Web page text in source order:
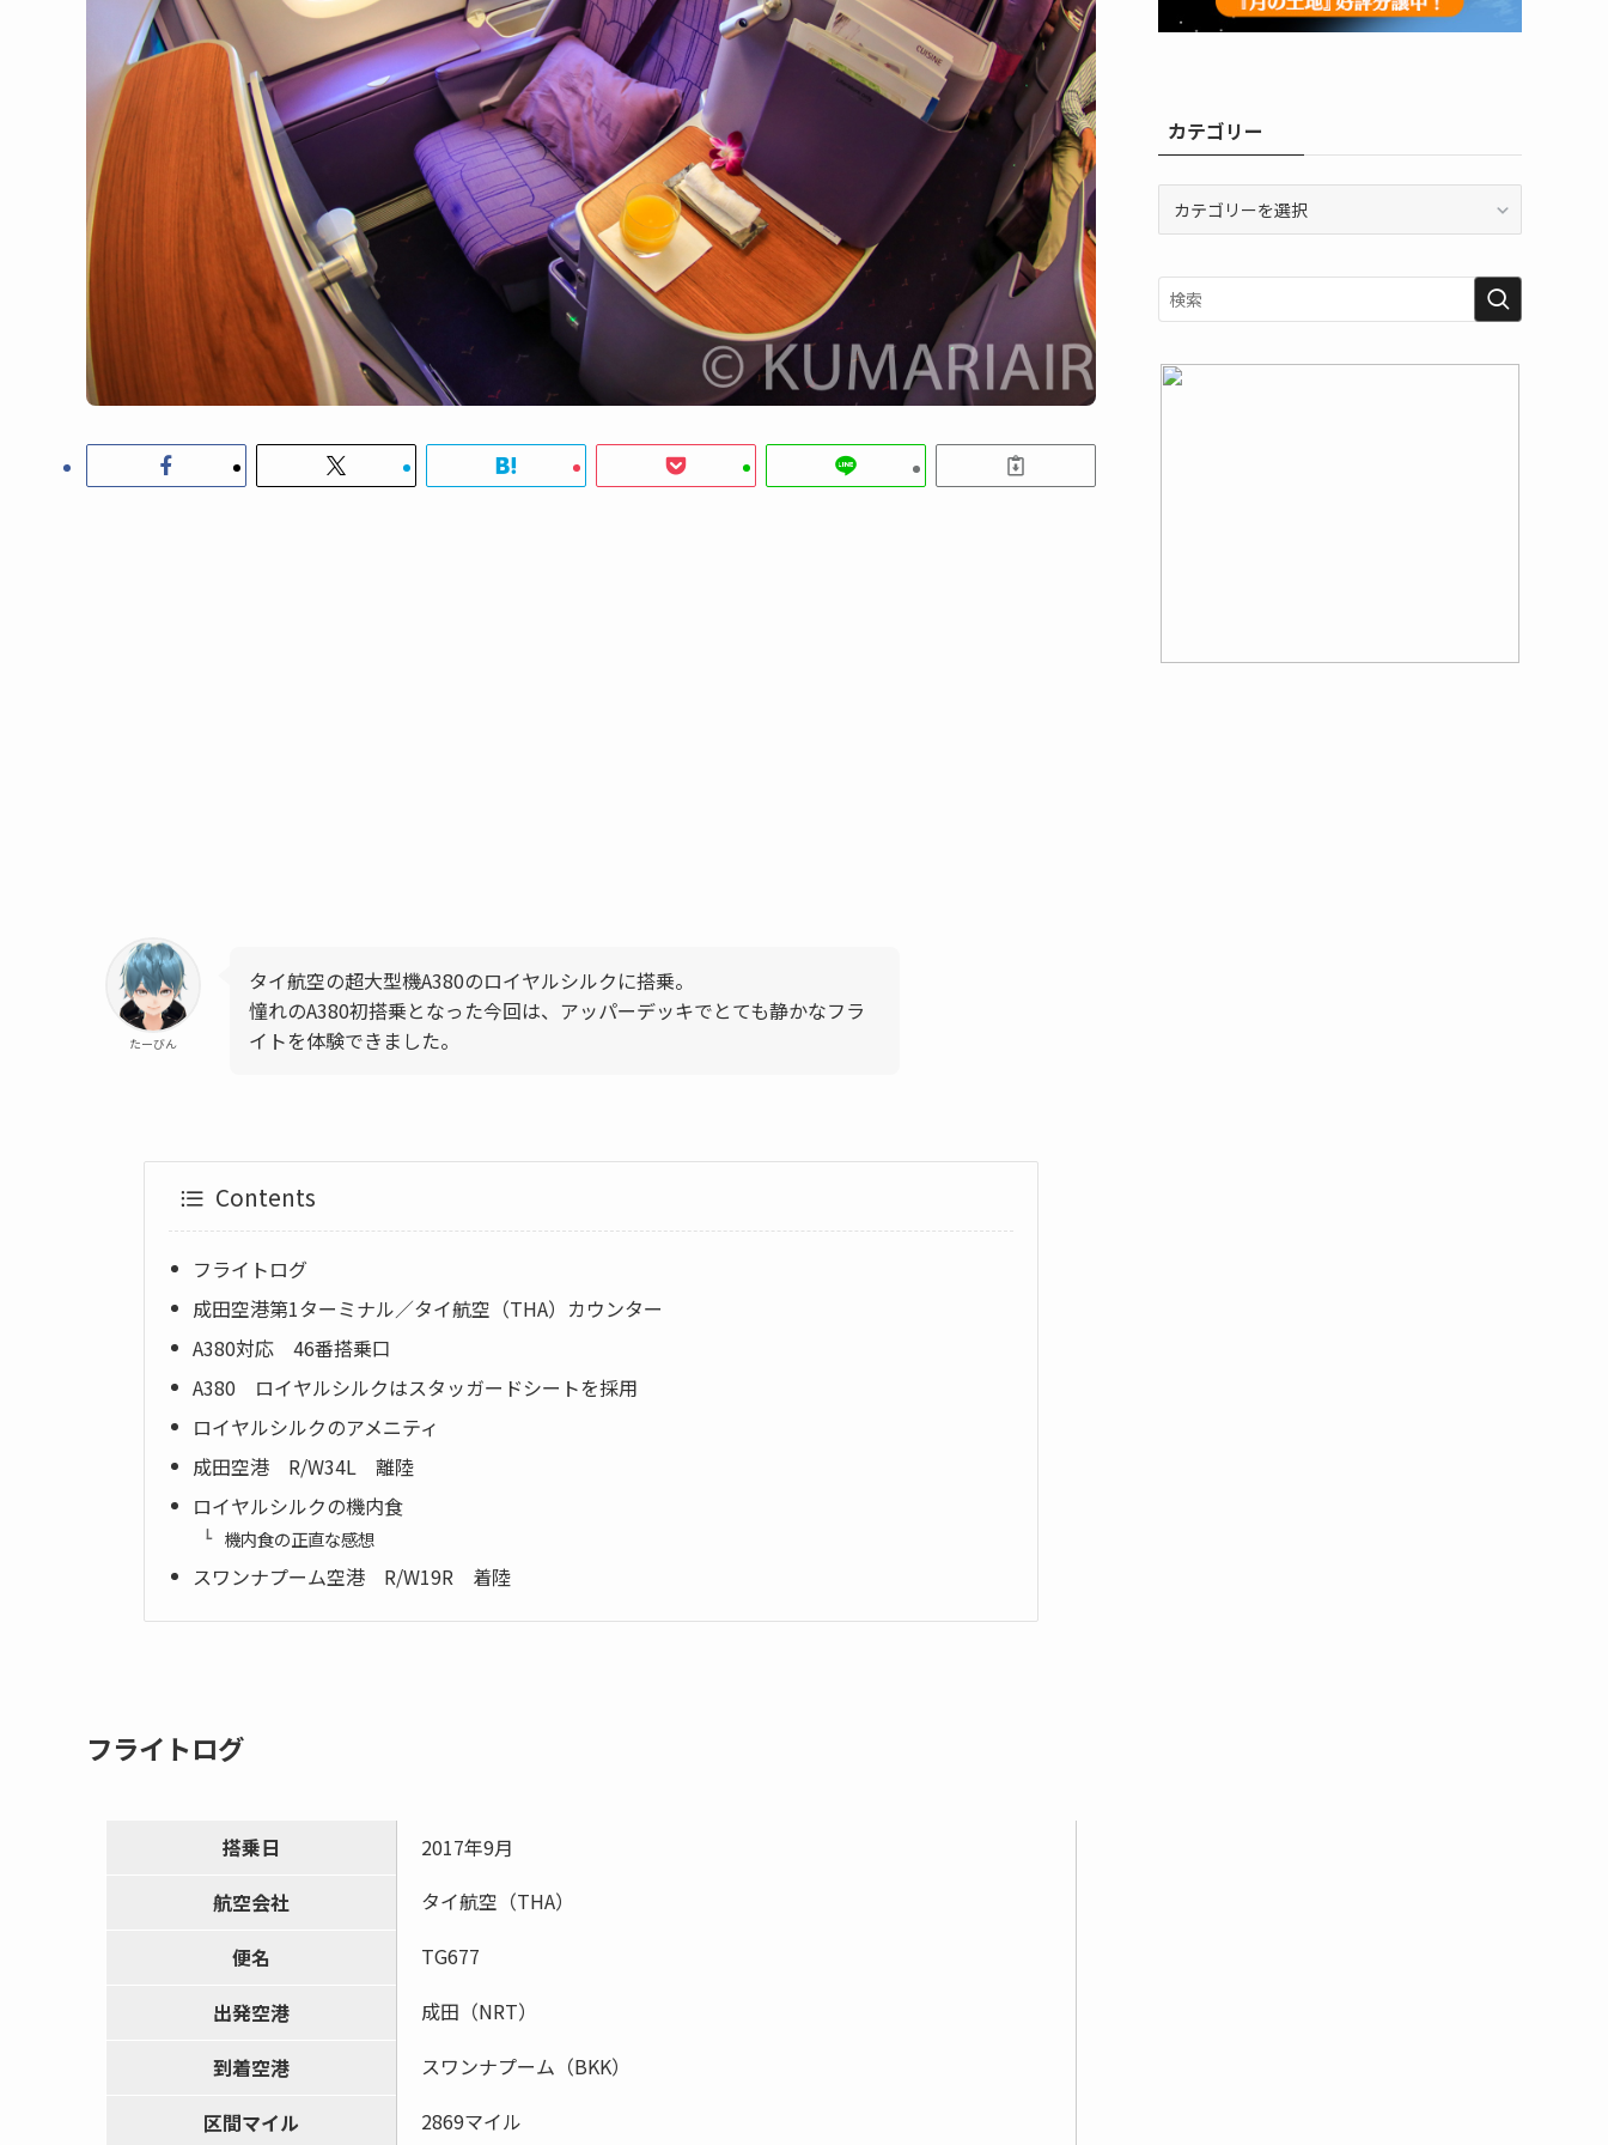
たーびん
タイ航空の超大型機A380のロイヤルシルクに搭乗。
憧れのA380初搭乗となった今回は、アッパーデッキでとても静かなフラ
イトを体験できました。
Contents
フライトログ
成田空港第1ターミナル／タイ航空（THA）カウンター
A380対応 46番搭乗口
A380 ロイヤルシルクはスタッガードシートを採用
ロイヤルシルクのアメニティ
成田空港 R/W34L 離陸
ロイヤルシルクの機内食
機内食の正直な感想
スワンナプーム空港 R/W19R 着陸
フライトログ
搭乗日
2017年9月
航空会社
タイ航空（THA）
便名
TG677
出発空港
成田（NRT）
到着空港
スワンナプーム（BKK）
区間マイル
2869マイル
カテゴリー
リ
ー